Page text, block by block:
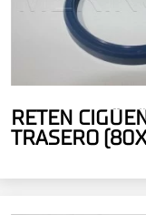
RETEN
TRASERO